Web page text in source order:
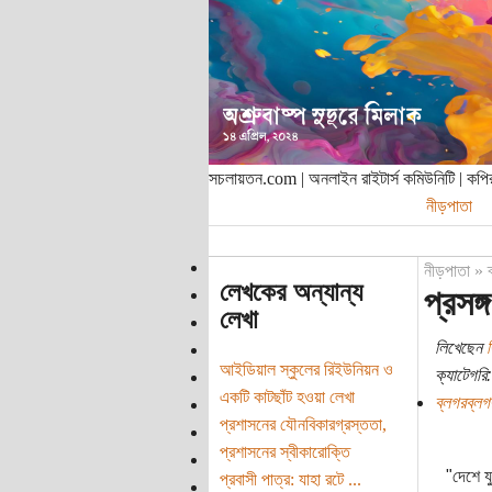
সচলায়তন.com | অনলাইন রাইটার্স কমিউনিটি |
নীড়পাতা
লেখকের অন্যান্য
লেখা
আইডিয়াল স্কুলের রিইউনিয়ন ও
একটি কাটছাঁট হওয়া লেখা
প্রশাসনের যৌনবিকারগ্রস্ততা,
প্রশাসনের স্বীকারোক্তি
প্রবাসী পাত্র: যাহা রটে ...
নীড়পাতা»
লিখেছেন
ক্যাটেগরি:
"দেশে